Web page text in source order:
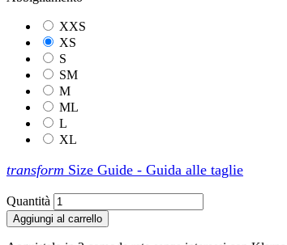
XXS
XS
S
SM
M
ML
L
XL
transform Size Guide - Guida alle taglie
Quantità
Aggiungi al carrello